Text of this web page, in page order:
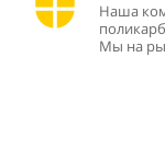
Наша
Мы на